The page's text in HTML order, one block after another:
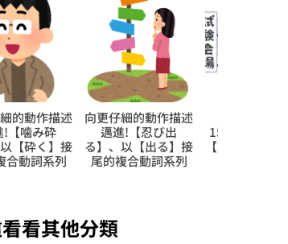
引學日文第
】廣東話裡
的日文怎樣
說?
【逆索引學日文第
494回】廣東話裡
【怕】的日文怎樣
說?
邁進!【落ち
る】、以【重
看其他分類